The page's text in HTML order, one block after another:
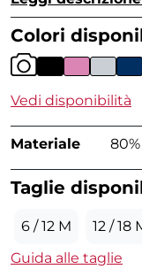
Colori
Vedi disponibilità
Materiale
Taglie
6 / 12 M 12 / 18
Guida alle taglie